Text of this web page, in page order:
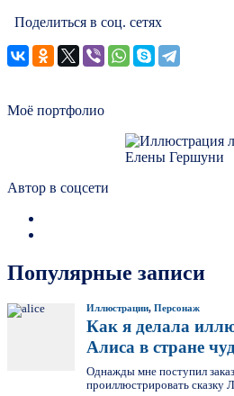
Поделиться в соц. сетях
Моё портфолио
Автор в соцсети
Популярные записи
Иллюстрации, Персонаж
Как я делала
Алиса в стране
Однажды мне поступил заказ
проиллюстрировать сказку